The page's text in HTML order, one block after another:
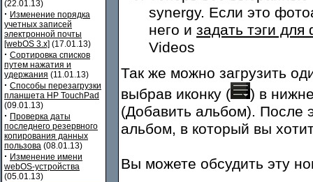
(22.01.13)
· Изменение порядка
учетных записей
электронной почты
[webOS 3.x] (17.01.13)
· Сортировка списков
путем нажатия и
удержания (11.01.13)
· Способы перезагрузки
планшета HP TouchPad
(09.01.13)
· Проверка даты
последнего резервного
копирования данных
пользова (08.01.13)
· Изменение имени
webOS-устройства
(05.01.13)
synergy. Если это
него и задать тэги
Videos
Так же можно загрузить
выбрав иконку (
) в
(Добавить альбом). После
альбом, в который вы
Вы можете обсудить эту